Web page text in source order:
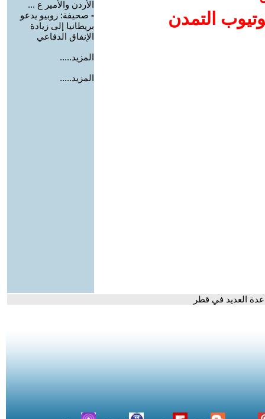
التمدن
الأردن والأمير ع ...
- صحيفة: روبيو يدعو
بريطانيا إلى زيادة
الإنفاق الدفاعي
المزيد.....
المزيد.....
العديد في قطر